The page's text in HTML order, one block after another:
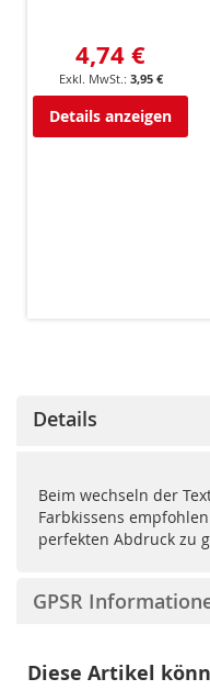
4,74 €
3,95 €
Details anzeigen
Details
Beim wechseln der
Farbkissens
perfekten Abdruck zu
GPSR
Diese Artikel